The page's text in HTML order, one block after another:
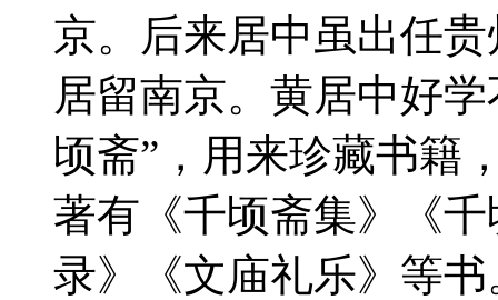
京。后来居中虽出任
居留南京。黄居中好
顷斋”，用来珍藏书籍
著有《千顷斋集》《
录》《文庙礼乐》等书